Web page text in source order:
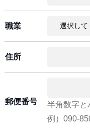
職業
住所
郵便番号
半角数字と
例）090-